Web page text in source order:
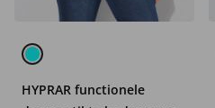
HYPRAR functionele